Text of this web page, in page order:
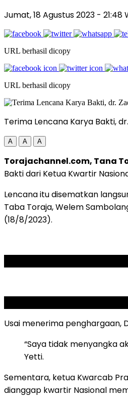
Jumat, 18 Agustus 2023 - 21:48
URL berhasil dicopy
URL berhasil dicopy
Terima Lencana Karya Bakti,
A A A
Torajachannel.com, Tana
Bakti dari Ketua Kwartir
Lencana itu disematkan
Taba Toraja, Welem
(18/8/2023).
Usai menerima penghargaan,
“Saya tidak menyangka
Yetti.
Sementara, ketua Kwarcab
dianggap kwartir Nasional